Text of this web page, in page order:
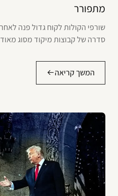
מתפורר
שורפי הקולות לקוח גדול פנה
סדרה של קבוצות מיקוד מסוג
המשך קריאה